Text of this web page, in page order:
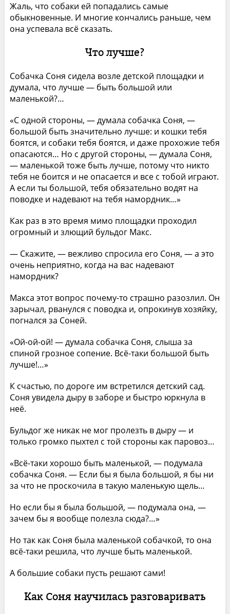
Жаль, что собаки ей попадались самые
обыкновенные. И многие кончались раньше, чем
она успевала всё сказать.
Что лучше?
Собачка Соня сидела возле детской площадки и
думала, что лучше — быть большой или
маленькой?…
«С одной стороны, — думала собачка Соня, —
большой быть значительно лучше: и кошки тебя
боятся, и собаки тебя боятся, и даже прохожие тебя
опасаются… Но с другой стороны, — думала Соня,
— маленькой тоже быть лучше, потому что никто
тебя не боится и не опасается и все с тобой играют.
А если ты большой, тебя обязательно водят на
поводке и надевают на тебя намордник…»
Как раз в это время мимо площадки проходил
огромный и злющий бульдог Макс.
— Скажите, — вежливо спросила его Соня, — а это
очень неприятно, когда на вас надевают
намордник?
Макса этот вопрос почему-то страшно разозлил. Он
зарычал, рванулся с поводка и, опрокинув хозяйку,
погнался за Соней.
«Ой-ой-ой! — думала собачка Соня, слыша за
спиной грозное сопение. Всё-таки большой быть
лучше!…»
К счастью, по дороге им встретился детский сад.
Соня увидела дыру в заборе и быстро юркнула в
неё.
Бульдог же никак не мог пролезть в дыру — и
только громко пыхтел с той стороны как паровоз…
«Всё-таки хорошо быть маленькой, — подумала
собачка Соня. — Если бы я была большой, я бы ни
за что не проскочила в такую маленькую щель…
Но если бы я была большой, — подумала она, —
зачем бы я вообще полезла сюда?…»
Но так как Соня была маленькой собачкой, то она
всё-таки решила, что лучше быть маленькой.
А большие собаки пусть решают сами!
Как Соня научилась разговаривать